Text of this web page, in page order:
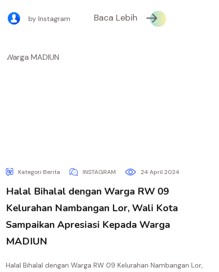
by Instagram Baca Lebih
Kategori Berita INSTAGRAM 24 April 2024
Halal Bihalal dengan Warga RW 09
Kelurahan Nambangan Lor, Wali Kota
Sampaikan Apresiasi Kepada Warga
MADIUN
Halal Bihalal dengan Warga RW 09 Kelurahan Nambangan Lor,